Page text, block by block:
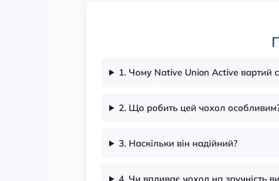
1. Чому Native Union Active вартий
2. Що робить цей чохол
3. Наскільки він надійний?